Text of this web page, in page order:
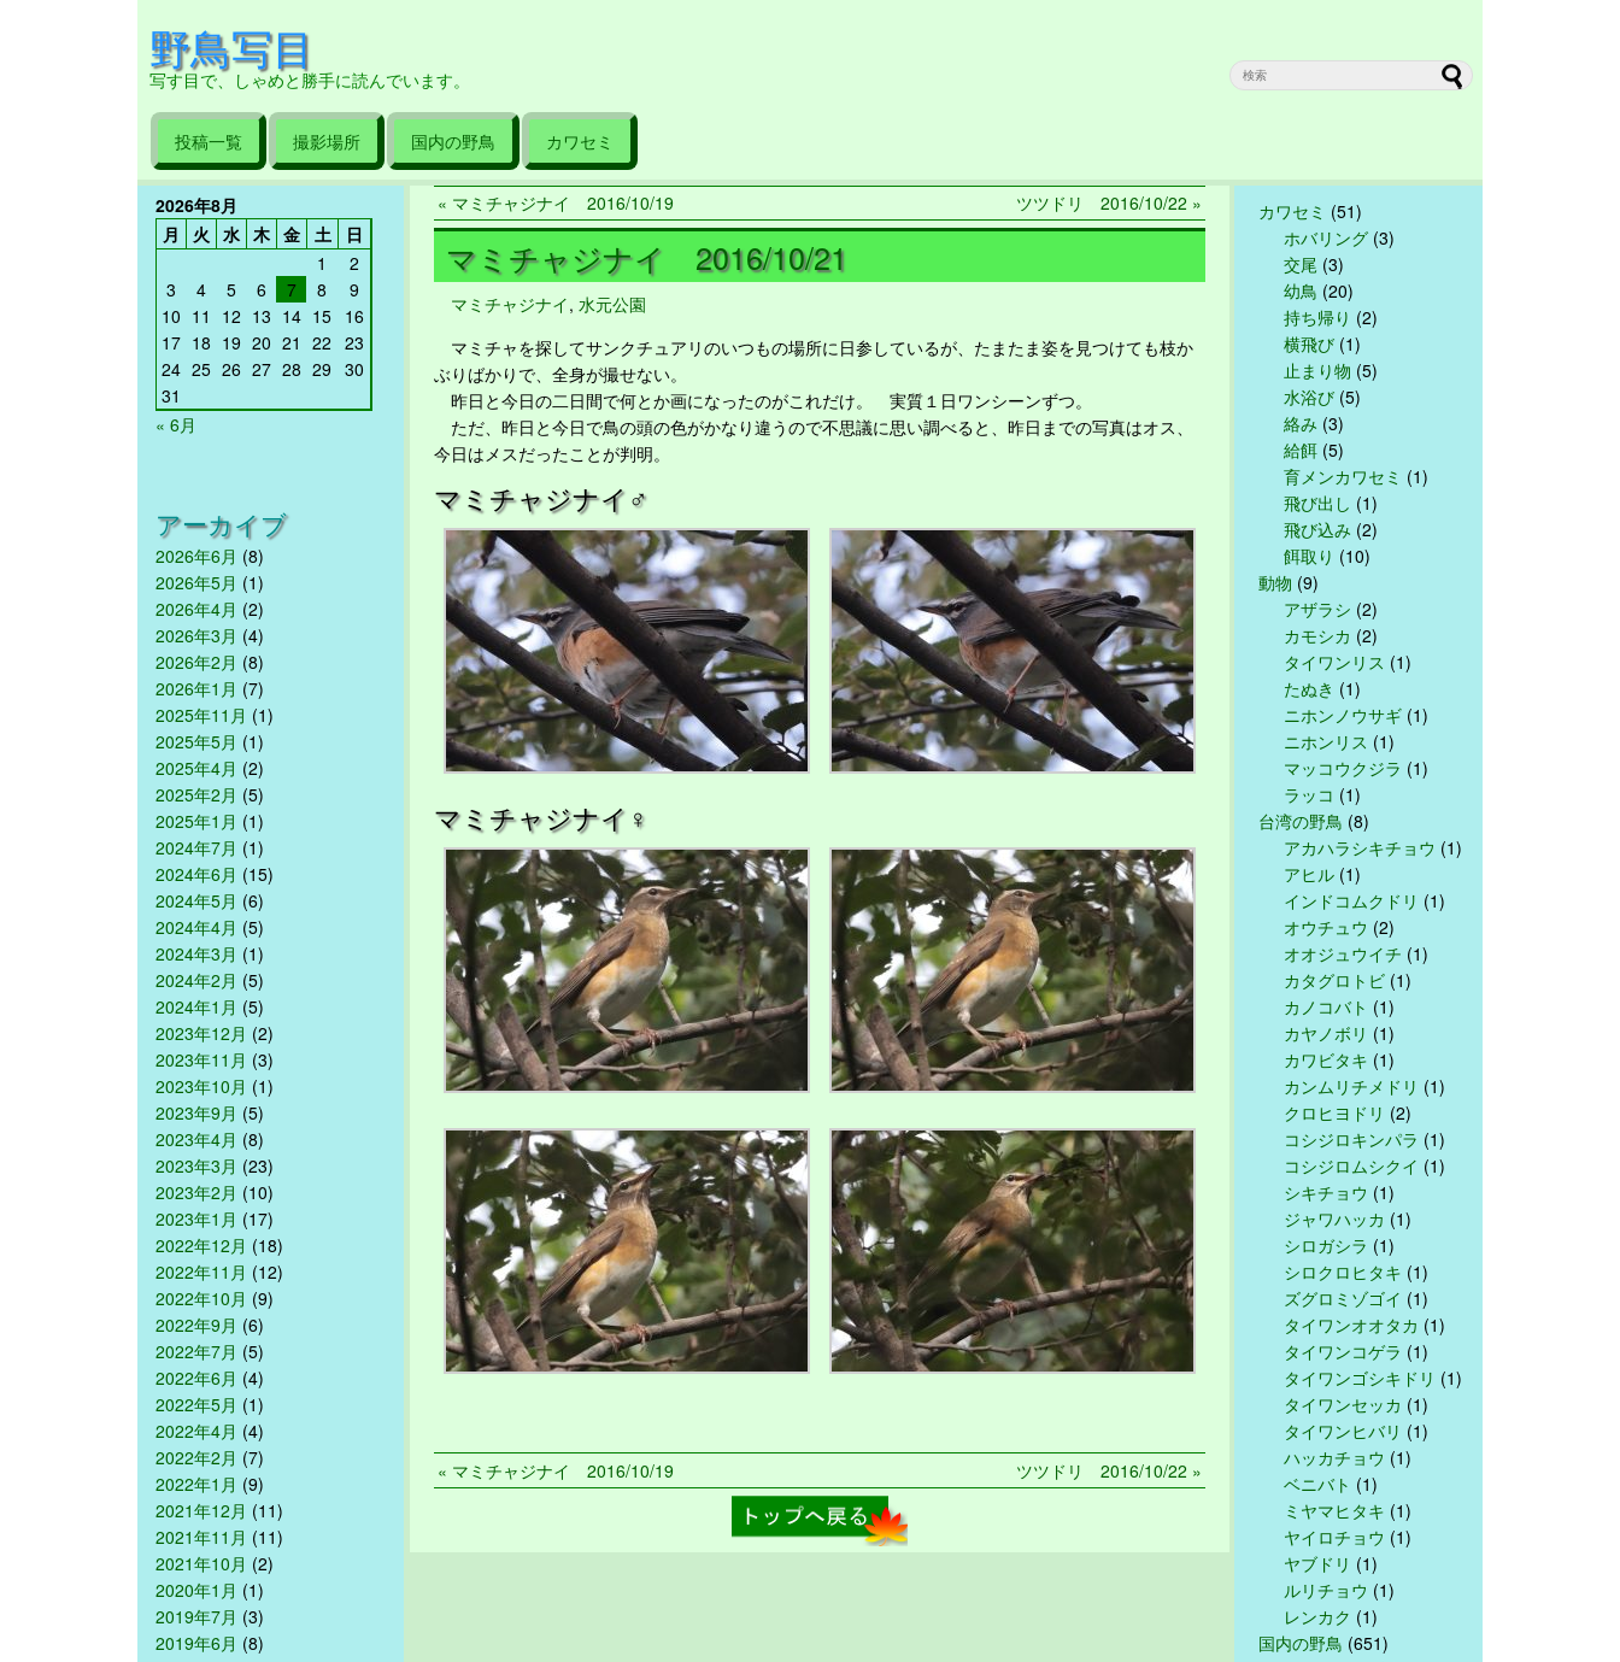
野鳥写目
写す目で、しゃめと勝手に読んでいます。
投稿一覧 撮影場所 国内の野鳥 カワセミ
2026年8月
月
火 水 木 金 土
日
1
2
3
4 5 6 7 8
9
10 11 12 13 14 15 16
17 18 19 20 21 22 23
24 25 26 27 28 29 30
31
« 6月
アーカイブ
2026年6月 (8)
2026年5月 (1)
2026年4月 (2)
2026年3月 (4)
2026年2月 (8)
2026年1月 (7)
2025年11月 (1)
2025年5月 (1)
2025年4月 (2)
2025年2月 (5)
2025年1月 (1)
2024年7月 (1)
2024年6月 (15)
2024年5月 (6)
2024年4月 (5)
2024年3月 (1)
2024年2月 (5)
2024年1月 (5)
2023年12月 (2)
2023年11月 (3)
2023年10月 (1)
2023年9月 (5)
2023年4月 (8)
2023年3月 (23)
2023年2月 (10)
2023年1月 (17)
2022年12月 (18)
2022年11月 (12)
2022年10月 (9)
2022年9月 (6)
2022年7月 (5)
2022年6月 (4)
2022年5月 (1)
2022年4月 (4)
2022年2月 (7)
2022年1月 (9)
2021年12月 (11)
2021年11月 (11)
2021年10月 (2)
2020年1月 (1)
2019年7月 (3)
2019年6月 (8)
« マミチャジナイ 2016/10/19 ツツドリ 2016/10/22 »
マミチャジナイ 2016/10/21
マミチャジナイ, 水元公園
マミチャを探してサンクチュアリのいつもの場所に日参しているが、たまたま姿を見つけても枝か
ぶりばかりで、全身が撮せない。
昨日と今日の二日間で何とか画になったのがこれだけ。 実質１日ワンシーンずつ。
ただ、昨日と今日で鳥の頭の色がかなり違うので不思議に思い調べると、昨日までの写真はオス、
今日はメスだったことが判明。
マミチャジナイ♂
マミチャジナイ♀
« マミチャジナイ 2016/10/19 ツツドリ 2016/10/22 »
カワセミ (51)
ホバリング (3)
交尾 (3)
幼鳥 (20)
持ち帰り (2)
横飛び (1)
止まり物 (5)
水浴び (5)
絡み (3)
給餌 (5)
育メンカワセミ (1)
飛び出し (1)
飛び込み (2)
餌取り (10)
動物 (9)
アザラシ (2)
カモシカ (2)
タイワンリス (1)
たぬき (1)
ニホンノウサギ (1)
ニホンリス (1)
マッコウクジラ (1)
ラッコ (1)
台湾の野鳥 (8)
アカハラシキチョウ (1)
アヒル (1)
インドコムクドリ (1)
オウチュウ (2)
オオジュウイチ (1)
カタグロトビ (1)
カノコバト (1)
カヤノボリ (1)
カワビタキ (1)
カンムリチメドリ (1)
クロヒヨドリ (2)
コシジロキンパラ (1)
コシジロムシクイ (1)
シキチョウ (1)
ジャワハッカ (1)
シロガシラ (1)
シロクロヒタキ (1)
ズグロミゾゴイ (1)
タイワンオオタカ (1)
タイワンコゲラ (1)
タイワンゴシキドリ (1)
タイワンセッカ (1)
タイワンヒバリ (1)
ハッカチョウ (1)
ベニバト (1)
ミヤマヒタキ (1)
ヤイロチョウ (1)
ヤブドリ (1)
ルリチョウ (1)
レンカク (1)
国内の野鳥 (651)